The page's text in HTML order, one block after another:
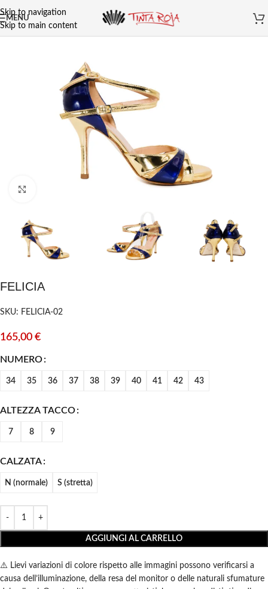
Skip to navigation
Skip to main content
MENU
FELICIA
SKU: FELICIA-02
165,00 €
NUMERO
34 35 36 37 38 39 40 41 42 43
ALTEZZA TACCO
7 8 9
CALZATA
N (normale) S (stretta)
AGGIUNGI AL CARRELLO
⚠️ Lievi variazioni di colore rispetto alle immagini possono verificarsi a
causa dell’illuminazione, della resa del monitor o delle naturali sfumature